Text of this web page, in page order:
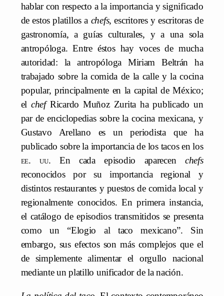
hablar con respecto a la importancia y significado
de estos platillos a chefs, escritores y escritoras de
gastronomía, a guías culturales, y a una sola
antropóloga. Entre éstos hay voces de mucha
autoridad: la antropóloga Miriam Beltrán ha
trabajado sobre la comida de la calle y la cocina
popular, principalmente en la capital de México;
el chefRicardo Muñoz Zurita ha publicado un
par de enciclopedias sobre la cocina mexicana, y
Gustavo Arellano es un periodista que ha
publicado sobre la importancia de los tacos en los
ee. uu. En cada episodio aparecen chefs
reconocidos por su importancia regional y
distintos restaurantes y puestos de comida local y
regionalmente conocidos. En primera instancia,
el catálogo de episodios transmitidos se presenta
como un “Elogio al taco mexicano”. Sin
embargo, sus efectos son más complejos que el
de simplemente alimentar el orgullo nacional
mediante un platillo unificador de la nación.